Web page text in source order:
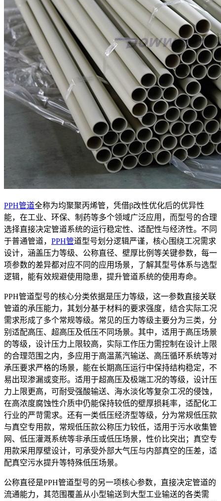
PPH管道全称为均聚聚丙烯管，凭借β改性优化后的优异性
能，在工业、环保、制药等多个领域广泛应用，而型号的合理
选择直接决定管道系统的运行稳定性、适配性与经济性。不同
于普通管道， PPH管道型号划分逻辑严谨，核心围绕工况需求
设计，涵盖压力等级、公称直径、壁厚比例等关键参数，每一
项参数的差异都对应不同的应用场景，了解其型号体系与选型
逻辑，能有效规避使用隐患，提升管道系统的使用寿命。
PPH管道型号的核心分类依据是压力等级，这一参数直接关联
管道的承压能力，其划分基于材料的要求强度，结合实际工况
需求形成了多个常规等级。常见的压力等级主要分为三类，分
别适配高压、超高压及低压不同场景。其中，适用于高压场景
的等级，设计压力上限较高，实际工作压力需控制在设计上限
的合理范围之内，多应用于高温蒸汽输送、高压循环系统等对
承压要求严格的场景，能在长期高压运行中保持结构稳定，不
易出现渗漏或变形。适用于超高压及极端工况的等级，设计压
力上限更高，可耐受强酸输送、海水淡化等复杂工况的侵蚀，
在高浓度腐蚀性介质中仍能保持较低的壁厚损耗率，适配化工
行业的严苛需求。还有一类低压经济型等级，分为常规低压款
与真空专用款，常规低压款公称压力较低，适用于污水收集管
网、低压灌溉系统等非承压或低压场景，性价比突出；真空专
用款采用厚壁设计，可承受外部大气压与内部真空的压差，适
配真空污水提升等特殊低压场景。
公称直径是PPH管道型号的另一项核心参数，直接决定管道的
流通能力，其范围覆盖从小型输送到大型工业输送的各类需